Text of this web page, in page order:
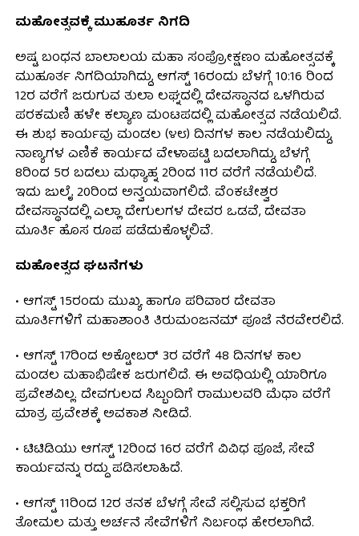
ಮಹೋತ್ಸವಕ್ಕೆ ಮುಹೂರ್ತ ನಿಗದಿ
ಅಷ್ಟ ಬಂಧನ ಬಾಲಾಲಯ ಮಹಾ ಸಂಪ್ರೋಕ್ಷಣಂ ಮಹೋತ್ಸವಕ್ಕೆ
ಮುಹೂರ್ತ ನಿಗದಿಯಾಗಿದ್ದು, ಆಗಸ್ಟ್ 16ರಂದು ಬೆಳಗ್ಗೆ 10:16 ರಿಂದ
12ರ ವರೆಗೆ ಜರುಗುವ ತುಲಾ ಲಘ್ನದಲ್ಲಿ ದೇವಸ್ಥಾನದ ಒಳಗಿರುವ
ಪರಕಮಣಿ ಹಳೇ ಕಲ್ಯಾಣ ಮಂಟಪದಲ್ಲಿ ಮಹೋತ್ಸವ ನಡೆಯಲಿದೆ.
ಈ ಶುಭ ಕಾರ್ಯವು ಮಂಡಲ (೪೮) ದಿನಗಳ ಕಾಲ ನಡೆಯಲಿದ್ದು,
ನಾಣ್ಯಗಳ ಎಣಿಕೆ ಕಾರ್ಯದ ವೇಳಾಪಟ್ಟಿ ಬದಲಾಗಿದ್ದು, ಬೆಳಗ್ಗೆ
8ರಿಂದ 5ರ ಬದಲು ಮಧ್ಯಾಹ್ನ 2ರಿಂದ 11ರ ವರೆಗೆ ನಡೆಯಲಿದೆ.
ಇದು ಜುಲೈ 20ರಿಂದ ಅನ್ವಯವಾಗಲಿದೆ. ವೆಂಕಟೇಶ್ವರ
ದೇವಸ್ಥಾನದಲ್ಲಿ ಎಲ್ಲಾ ದೇಗುಲಗಳ ದೇವರ ಒಡವೆ, ದೇವತಾ
ಮೂರ್ತಿ ಹೊಸ ರೂಪ ಪಡೆದುಕೊಳ್ಳಲಿವೆ.
ಮಹೋತ್ಸದ ಘಟನೆಗಳು
• ಆಗಸ್ಟ್ 15ರಂದು ಮುಖ್ಯ ಹಾಗೂ ಪರಿವಾರ ದೇವತಾ
ಮೂರ್ತಿಗಳಿಗೆ ಮಹಾಶಾಂತಿ ತಿರುಮಂಜನಮ್ ಪೂಜೆ ನೆರವೇರಲಿದೆ.
• ಆಗಸ್ಟ್ 17ರಿಂದ ಅಕ್ಟೋಬರ್ 3ರ ವರೆಗೆ 48 ದಿನಗಳ ಕಾಲ
ಮಂಡಲ ಮಹಾಭಿಷೇಕ ಜರುಗಲಿದೆ. ಈ ಅವಧಿಯಲ್ಲಿ ಯಾರಿಗೂ
ಪ್ರವೇಶವಿಲ್ಲ. ದೇವಗುಲದ ಸಿಬ್ಬಂದಿಗೆ ರಾಮುಲವರಿ ಮೆಧಾ ವರೆಗೆ
ಮಾತ್ರ ಪ್ರವೇಶಕ್ಕೆ ಅವಕಾಶ ನೀಡಿದೆ.
• ಟಿಟಿಡಿಯು ಆಗಸ್ಟ್ 12ರಿಂದ 16ರ ವರೆಗೆ ವಿವಿಧ ಪೂಜೆ, ಸೇವೆ
ಕಾರ್ಯವನ್ನು ರದ್ದು ಪಡಿಸಲಾಹಿದೆ.
• ಆಗಸ್ಟ್ 11ರಿಂದ 12ರ ತನಕ ಬೆಳಗ್ಗೆ ಸೇವೆ ಸಲ್ಲಿಸುವ ಭಕ್ತರಿಗೆ
ತೋಮಲ ಮತ್ತು ಅರ್ಚನೆ ಸೇವೆಗಳಿಗೆ ನಿರ್ಬಂಧ ಹೇರಲಾಗಿದೆ.